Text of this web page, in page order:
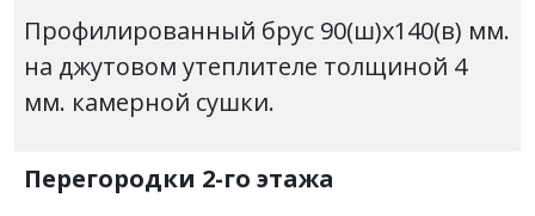
Профилированный брус 90(ш)х140(в) мм.
на джутовом утеплителе толщиной 4
мм. камерной сушки.
Перегородки 2-го этажа